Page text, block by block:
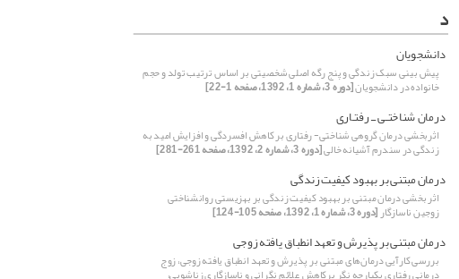
د
دانشجویان
پیش بینی سبک زندگی و پنج رگه اصلی شخصیتی بر اساس ترتیب تولد و حجم
خانواده در دانشجویان[دوره 3، شماره 1، 1392، صفحه 1-22]
درمان شناختـی ــ رفتـاری
اثربخشی درمان گروهی شناختی- رفتاری بر کاهش افسردگی و افزایش امید به
زندگی در سندرم آشیانه خالی[دوره 3، شماره 2، 1392، صفحه 261-281]
درمان مبتنی بر بهبود کیفیت زندگی
اثر بخشی درمان مبتنی بر بهبود کیفیت زندگی بر بهزیستی روانشناختی
زوجین ناسازگار[دوره 3، شماره 1، 1392، صفحه 105-124]
درمان مبتنی بر پذیرش و تعهد انطباق یافته زوجی
بررسی کارآیی درمان‌های مبتنی بر پذیرش و تعهد انطباق یافته زوجی، زوج